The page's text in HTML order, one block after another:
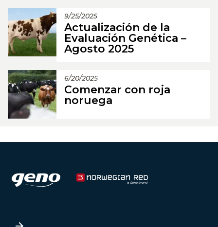
9/25/2025
Actualización de la
Evaluación Genética –
Agosto 2025
6/20/2025
Comenzar con roja
noruega